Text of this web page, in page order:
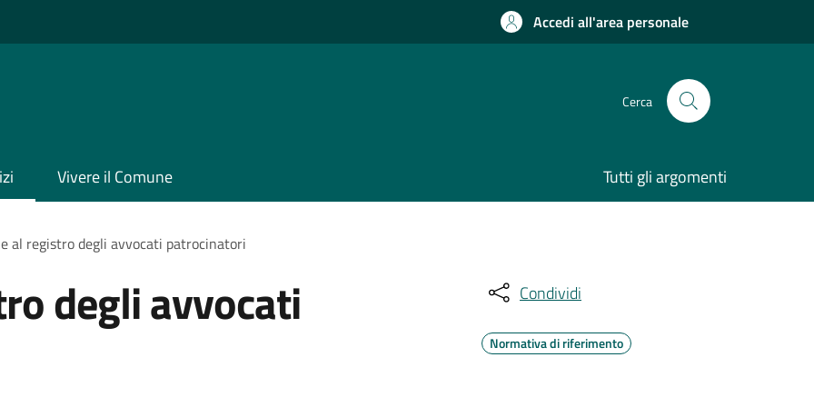
Accedi all'area personale
Cerca
Vivere il Comune Tutti gli argomenti
al registro degli avvocati patrocinatori
degli avvocati Condividi
Normativa di riferimento